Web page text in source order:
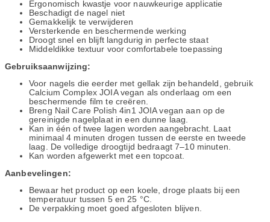
Ergonomisch kwastje voor nauwkeurige applicatie
Beschadigt de nagel niet
Gemakkelijk te verwijderen
Versterkende en beschermende werking
Droogt snel en blijft langdurig in perfecte staat
Middeldikke textuur voor comfortabele toepassing
Gebruiksaanwijzing:
Voor nagels die eerder met gellak zijn behandeld, gebruik
Calcium Complex JOIA vegan als onderlaag om een
beschermende film te creëren.
Breng Nail Care Polish 4in1 JOIA vegan aan op de
gereinigde nagelplaat in een dunne laag.
Kan in één of twee lagen worden aangebracht. Laat
minimaal 4 minuten drogen tussen de eerste en tweede
laag. De volledige droogtijd bedraagt 7–10 minuten.
Kan worden afgewerkt met een topcoat.
Aanbevelingen:
Bewaar het product op een koele, droge plaats bij een
temperatuur tussen 5 en 25 °C.
De verpakking moet goed afgesloten blijven.